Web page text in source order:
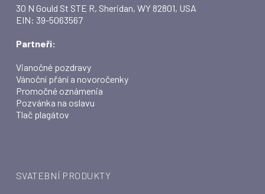
30 N Gould St STE R, Sheridan, WY 82801, USA
EIN: 39-5063567
Partneři:
Vianočné pozdravy
Vánoční přání a novoročenky
Promočné oznámenia
Pozvánka na oslavu
Tlač plagátov
SVATEBNÍ PRODUKTY